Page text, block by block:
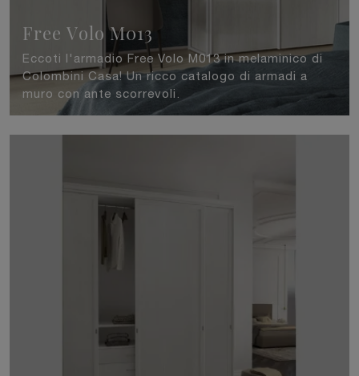
Free Volo M013
Eccoti l'armadio Free Volo M013 in melaminico di
Colombini Casa! Un ricco catalogo di armadi a
muro con ante scorrevoli.